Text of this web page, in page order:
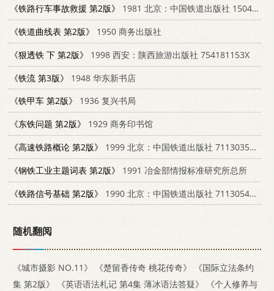
《铁路行车事故救援 第2版》
1981 北京：中国铁道出版社 15043·5225
《铁道曲线表 第2版》
1950 商务出版社
《狠透铁 下 第2版》
1998 西安：陕西旅游出版社 754181153X
《铁流 第3版》
1948 华东新书店
《铁甲车 第2版》
1936 复兴书局
《东铁问题 第2版》
1929 商务印书馆
《高速铁路概论 第2版》
1999 北京：中国铁道出版社 7113035035
《钢铁工业主题词表 第2版》
1991 冶金部情报标准研究所总所
《铁路信号基础 第2版》
1990 北京：中国铁道出版社 7113054501
随机翻阅
《城市摄影 NO.11》 《楚留香传奇 桃花传奇》
《国际立法条约
集 第2版》
《英语语法札记 第4集 薄冰语法答疑》
《个人修养与